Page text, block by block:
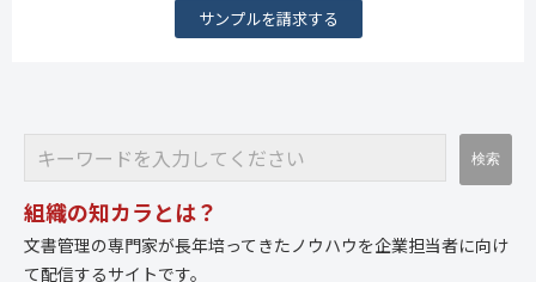
サンプルを請求する
組織の知カラとは？
文書管理の専門家が長年培ってきたノウハウを企業担当者に向け
て配信するサイトです。